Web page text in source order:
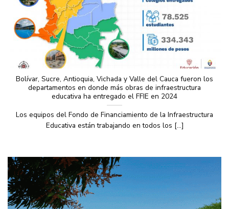
Bolívar, Sucre, Antioquia, Vichada y Valle del Cauca fueron los
departamentos en donde más obras de infraestructura
educativa ha entregado el FFIE en 2024
Los equipos del Fondo de Financiamiento de la Infraestructura
Educativa están trabajando en todos los [...]